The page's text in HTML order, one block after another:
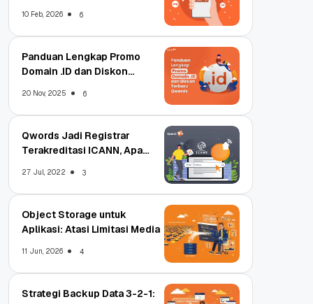
10 Feb, 2026 6
Panduan Lengkap Promo
Domain .ID dan Diskon
20 Nov, 2025 6
Qwords Jadi Registrar
Terakreditasi ICANN, Apa
27 Jul, 2022 3
Object Storage untuk
Aplikasi: Atasi Limitasi Media
11 Jun, 2026 4
Strategi Backup Data 3-2-1: